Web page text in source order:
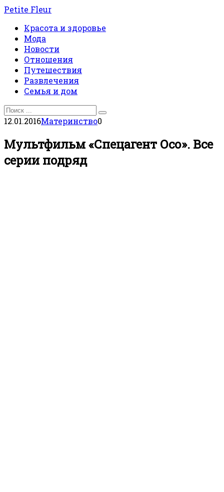
Перейти
контенту
Petite Fleur
Красота и здоровье
Мода
Новости
Отношения
Путешествия
Развлечения
Семья и дом
Search
for:
12.01.2016Материнство0
Мультфильм «Спецагент Осо». Все
серии подряд